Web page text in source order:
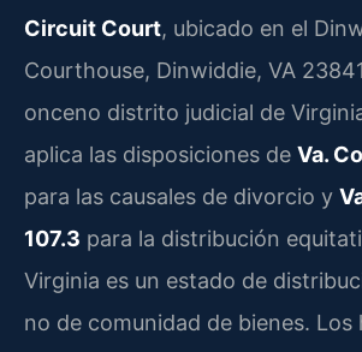
Circuit Court, ubicado en el
Courthouse, Dinwiddie, VA
onceno distrito judicial de
aplica las disposiciones de Va.
para las causales de divorcio y
107.3 para la distribución
Virginia es un estado de
no de comunidad de bienes.